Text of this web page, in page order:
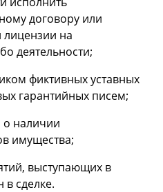
договору или
лицензии на
деятельности;
фиктивных уставных
гарантийных писем;
наличии
имущества;
выступающих в
в сделке.